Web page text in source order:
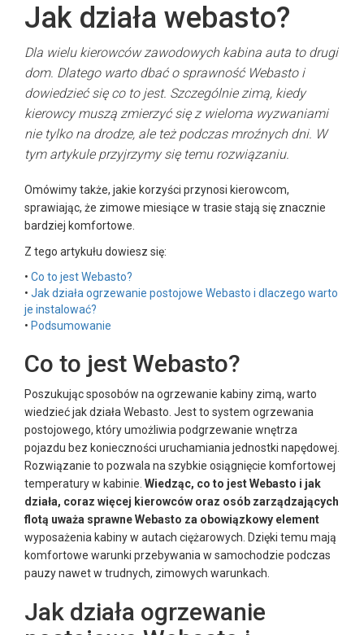
Jak działa webasto?
Dla wielu kierowców zawodowych kabina auta to drugi
dom. Dlatego warto dbać o sprawność Webasto i
dowiedzieć się co to jest. Szczególnie zimą, kiedy
kierowcy muszą zmierzyć się z wieloma wyzwaniami
nie tylko na drodze, ale też podczas mroźnych dni. W
tym artykule przyjrzymy się temu rozwiązaniu.
Omówimy także, jakie korzyści przynosi kierowcom,
sprawiając, że zimowe miesiące w trasie stają się znacznie
bardziej komfortowe.
Z tego artykułu dowiesz się:
• Co to jest Webasto?
• Jak działa ogrzewanie postojowe Webasto i dlaczego warto
je instalować?
• Podsumowanie
Co to jest Webasto?
Poszukując sposobów na ogrzewanie kabiny zimą, warto
wiedzieć jak działa Webasto. Jest to system ogrzewania
postojowego, który umożliwia podgrzewanie wnętrza
pojazdu bez konieczności uruchamiania jednostki napędowej.
Rozwiązanie to pozwala na szybkie osiągnięcie komfortowej
temperatury w kabinie. Wiedząc, co to jest Webasto i jak
działa, coraz więcej kierowców oraz osób zarządzających
flotą uważa sprawne Webasto za obowiązkowy element
wyposażenia kabiny w autach ciężarowych. Dzięki temu mają
komfortowe warunki przebywania w samochodzie podczas
pauzy nawet w trudnych, zimowych warunkach.
Jak działa ogrzewanie